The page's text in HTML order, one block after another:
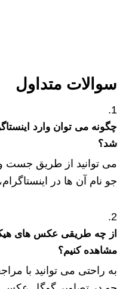
سوالات متداول
چگونه می توان وارد
شد؟
می توانید از طریق جست
جو نام آن ها در
از چه طریقی عکس های هیکل
مشاهده کنیم؟
به راحتی می توانید با